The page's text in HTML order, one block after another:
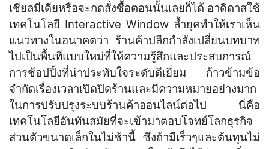
เชียลมีเดียหรือจะกดสั่งซื้อตอนนั้นเลยก็ได้ อาดิดาสใช้
เทคโนโลยี Interactive Window ล้ำยุคทำให้เราเห็น
แนวทางในอนาคตว่า ร้านค้าปลีกกำลังเปลี่ยนบทบาท
ไปเป็นพื้นที่แบบใหม่ที่ให้ความรู้สึกและประสบการณ์
การช้อปปิ้งที่น่าประทับใจระดับดีเยี่ยม ก้าวข้ามข้อ
จำกัดเรื่องเวลาเปิดปิดร้านและมีความหมายอย่างมาก
ในการปรับปรุงระบบร้านค้าออนไลน์ต่อไป นี่คือ
เทคโนโลยีอันทันสมัยที่จะเข้ามาตอบโจทย์โลกธุรกิจ
ส่วนตัวขนาดเล็กในไม่ช้านี้ ซึ่งถ้ามีเร็วๆและต้นทุนไม่